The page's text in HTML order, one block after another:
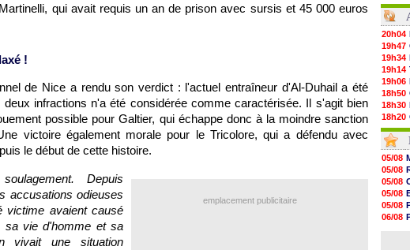
qui avait requis un an de prison avec sursis et 45 000 euros
!
de Nice a rendu son verdict : l'actuel entraîneur d'Al-Duhail a été
infractions n'a été considérée comme caractérisée. Il s'agit bien
possible pour Galtier, qui échappe donc à la moindre sanction
victoire également morale pour le Tricolore, qui a défendu avec
le début de cette histoire.
emplacement publicitaire
Depuis
accusations odieuses
victime avaient causé
sa vie d'homme et sa
vivait une situation
20h04
19h47
19h34
19h14
19h06
18h50
18h30
18h20
17h58
17h47
17h34
17h22
17h10
16h59
16h53
16h45
16h34
05/08
05/08
05/08
05/08
05/08
06/08